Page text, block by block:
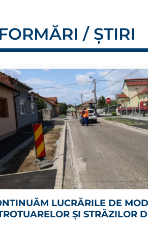
/ ȘTIRI
LUCRĂRILE DE
ȘI STRĂZILOR